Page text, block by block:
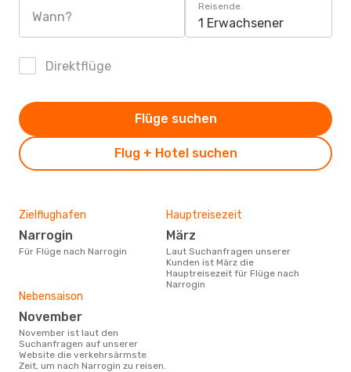
Wann?
Reisende
1 Erwachsener
Direktflüge
Flug + Hotel suchen
Flüge suchen
Zielflughafen
Narrogin
Für Flüge nach Narrogin
Hauptreisezeit
März
Laut Suchanfragen unserer
Kunden ist März die
Hauptreisezeit für Flüge nach
Narrogin
Nebensaison
November
November ist laut den
Suchanfragen auf unserer
Website die verkehrsärmste
Zeit, um nach Narrogin zu reisen.